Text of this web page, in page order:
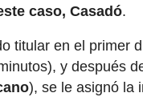
caso, Casadó.
titular en el primer
y después
), se le asignó la